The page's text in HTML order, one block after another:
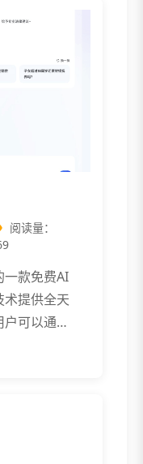
阅读量：
一款免费AI
术提供全天
可以通过